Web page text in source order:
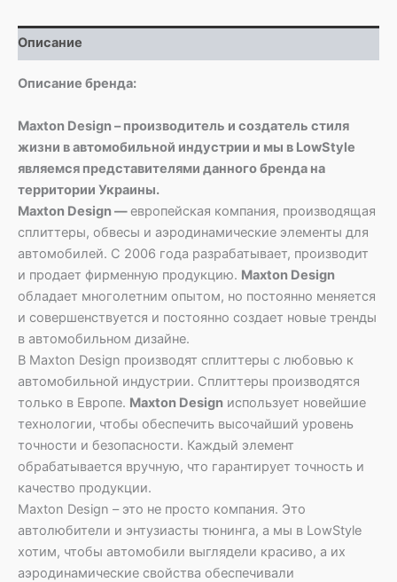
5,
Golf
6
и
Описание
Описание бренда:
Maxton Design – производитель и создатель стиля
жизни в автомобильной индустрии и мы в LowStyle
являемся представителями данного бренда на
территории Украины.
Maxton Design —европейская компания, производящая
сплиттеры, обвесы и аэродинамические элементы для
автомобилей. С 2006 года разрабатывает, производит
и продает фирменную продукцию. Maxton Design
обладает многолетним опытом, но постоянно меняется
и совершенствуется и постоянно создает новые тренды
в автомобильном дизайне.
В Maxton Design производят сплиттеры с любовью к
автомобильной индустрии. Сплиттеры производятся
только в Европе. Maxton Design использует новейшие
технологии, чтобы обеспечить высочайший уровень
точности и безопасности. Каждый элемент
обрабатывается вручную, что гарантирует точность и
качество продукции.
Maxton Design – это не просто компания. Это
автолюбители и энтузиасты тюнинга, а мы в LowStyle
хотим, чтобы автомобили выглядели красиво, а их
аэродинамические свойства обеспечивали